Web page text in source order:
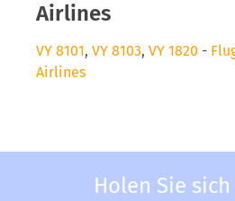
Airlines
VY 8101, VY 8103, VY 1820 -
Airlines
Holen Sie